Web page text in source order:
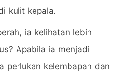
kulit kepala.
ia kelihatan lebih
Apabila ia menjadi
perlukan kelembapan dan